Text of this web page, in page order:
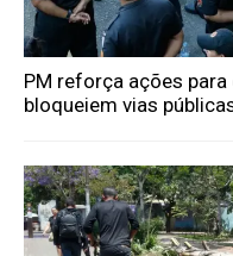
PM reforça ações
bloqueiem vias